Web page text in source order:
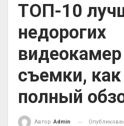
ТОП-10
недорогих
съемки,
полный
Автор Admin